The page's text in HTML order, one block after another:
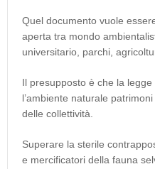
Quel documento vuole
aperta tra mondo
universitario, parchi,
Il presupposto è che la
l’ambiente naturale
delle collettività.
Superare la sterile
e mercificatori della fauna